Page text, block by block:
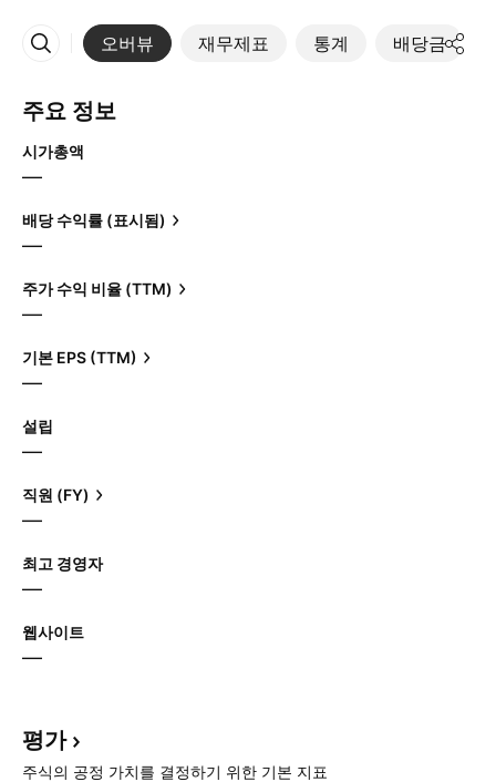
오버뷰 재무제표 통계 배당금
More
주요 정보
시가총액
—
배당 수익률 (표시됨)
—
주가 수익 비율 (TTM)
—
기본 EPS (TTM)
—
설립
—
직원 (FY)
—
최고 경영자
—
웹사이트
—
평가
주식의 공정 가치를 결정하기 위한 기본 지표